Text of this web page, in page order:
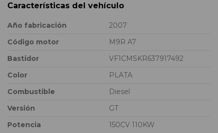
Características del vehículo
Año fabricación
2007
Código motor
M9R A7
Bastidor
VF1CMSKR637917492
Color
PLATA
Combustible
Diesel
Versión
GT
Potencia
150CV 110KW